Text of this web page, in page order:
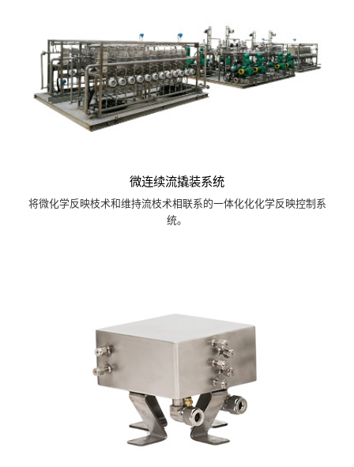
微连续流撬装系统
将微化学反映枝术和维持流枝术相联系的一体化化化学反映控制系
统。